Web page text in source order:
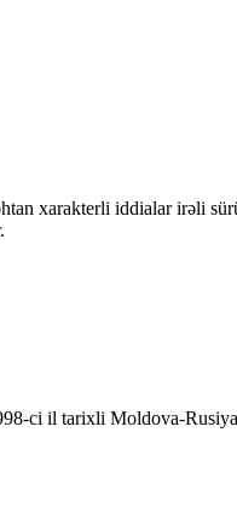
xarakterli iddialar irəli
ci il tarixli Moldova-